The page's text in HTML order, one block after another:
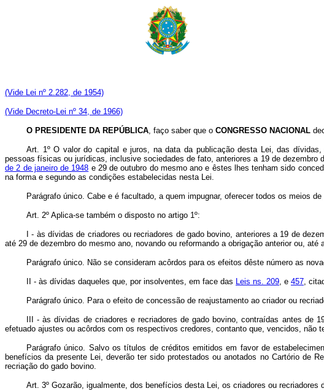
(Vide Lei nº 2.282, de 1954)
(Vide Decreto-Lei nº 34, de 1966)
O PRESIDENTE DA REPÚBLICA, faço saber que o CONGRESSO NACIONAL
Art. 1º O valor do capital e juros, na data da publicação desta Lei, das
pessoas físicas ou jurídicas, inclusive sociedades de fato, anteriores a 19 de
de 2 de janeiro de 1948 e 29 de outubro do mesmo ano e êstes lhes tenham sido
na forma e segundo as condições estabelecidas nesta Lei.
Parágrafo único. Cabe e é facultado, a quem impugnar, oferecer todos os meios
Art. 2º Aplica-se também o disposto no artigo 1º:
I - às dívidas de criadores ou recriadores de gado bovino, anteriores a 19 de
até 29 de dezembro do mesmo ano, novando ou reformando a obrigação anterior ou,
Parágrafo único. Não se consideram acôrdos para os efeitos dêste número as
II - às dívidas daqueles que, por insolventes, em face das Leis ns. 209, e 457,
Parágrafo único. Para o efeito de concessão de reajustamento ao criador ou
III - às dívidas de criadores e recriadores de gado bovino, contraídas antes de
efetuado ajustes ou acôrdos com os respectivos credores, contanto que, vencidos, não
Parágrafo único. Salvo os títulos de créditos emitidos em favor de
benefícios da presente Lei, deverão ter sido protestados ou anotados no Cartório de
recriação do gado bovino.
Art. 3º Gozarão, igualmente, dos benefícios desta Lei, os criadores ou recriadores